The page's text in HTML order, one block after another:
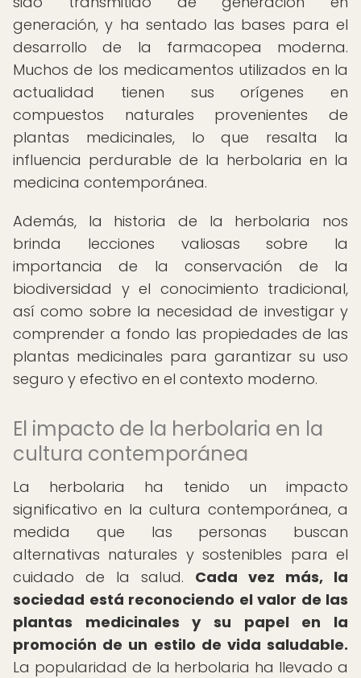
generación, y ha sentado las bases para el
desarrollo de la farmacopea moderna.
Muchos de los medicamentos utilizados en la
actualidad tienen sus orígenes en
compuestos naturales provenientes de
plantas medicinales, lo que resalta la
influencia perdurable de la herbolaria en la
medicina contemporánea.
Además, la historia de la herbolaria nos
brinda lecciones valiosas sobre la
importancia de la conservación de la
biodiversidad y el conocimiento tradicional,
así como sobre la necesidad de investigar y
comprender a fondo las propiedades de las
plantas medicinales para garantizar su uso
seguro y efectivo en el contexto moderno.
El impacto de la herbolaria en la
cultura contemporánea
La herbolaria ha tenido un impacto
significativo en la cultura contemporánea, a
medida que las personas buscan
alternativas naturales y sostenibles para el
cuidado de la salud. Cada vez más, la
sociedad está reconociendo el valor de las
plantas medicinales y su papel en la
promoción de un estilo de vida saludable.
La popularidad de la herbolaria ha llevado a